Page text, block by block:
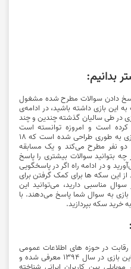
بدانیم:
دادن سوالات مطرح شده مشغول
این بازی داشته باشید، در ادامه‌ی
در طی سالیان گذشته چندین و چند
است و امروزه توانسته است
مخاطبان میلیونی داشته باشید. این بازی به طوری طراحی شده است که 18
بین دو نفر مطرح می‌کند و یک مسابقه
چه بتوانید سوالات بیشتری را پاسخ
و در ادامه راه اگر در پاسخگویی
از این سکه ها برای کمک گرفتن برای
مناسبی دارید، می‌توانید این
به سوال شما پاسخ می‌دهند. با
خرید سکه بپردازید.
رقابت در حوزه های اطلاعات عمومی
استقبال می‌کنند، بسیار مناسب است. این بازی در سال 1394 معرفی شده و
بین کاربران ایرانی شناخته